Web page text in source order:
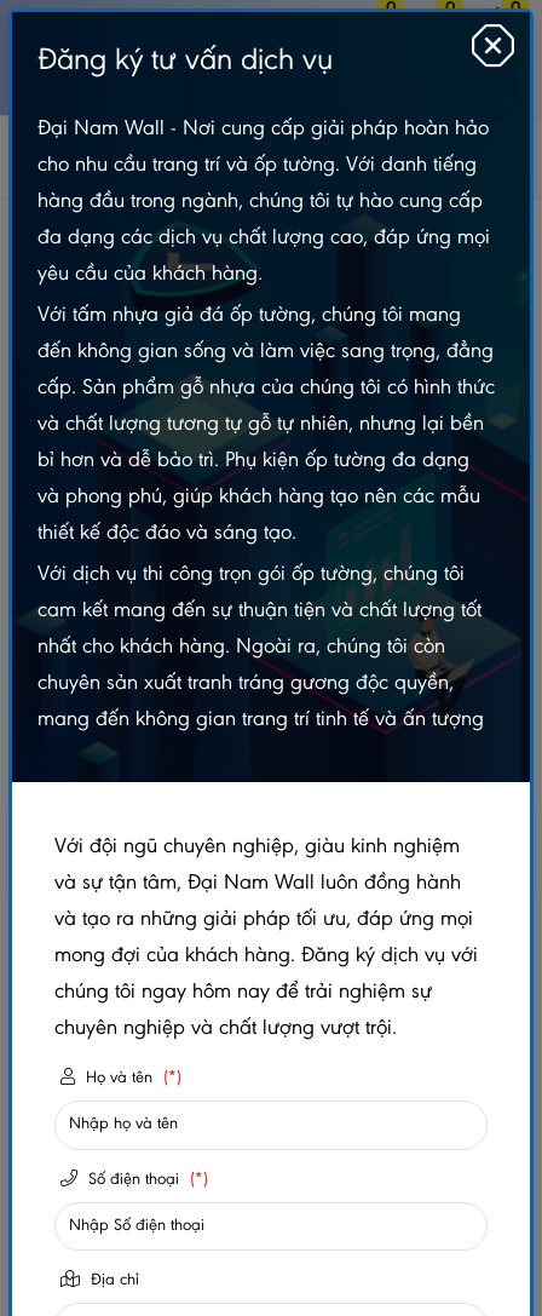
0 0 0
Tranh Tráng Gương
Tranh Điện Phòng Thờ
Tranh Điện Phòng Thờ Tròn TTDN - FTTC7
Tranh Điện Phòng Thờ Tròn TTDN - FTTC7
TRANH ĐIỆN PHÒNG THỜ TRÒN TTDN - FTTC7
5.0/5 (1 đánh giá) | 0 đã bán
Mã sản phẩm: TTDN - FTTC7
Xem thêm thuộc tính sản phẩm
Trạng thái: Còn hàng
Chat Zalo Gọi ngay
Đăng ký tư vấn dịch vụ
Đại Nam Wall - Nơi cung cấp giải pháp hoàn hảo
cho nhu cầu trang trí và ốp tường. Với danh tiếng
hàng đầu trong ngành, chúng tôi tự hào cung cấp
đa dạng các dịch vụ chất lượng cao, đáp ứng mọi
yêu cầu của khách hàng.
Với tấm nhựa giả đá ốp tường, chúng tôi mang
đến không gian sống và làm việc sang trọng, đẳng
cấp. Sản phẩm gỗ nhựa của chúng tôi có hình thức
và chất lượng tương tự gỗ tự nhiên, nhưng lại bền
bỉ hơn và dễ bảo trì. Phụ kiện ốp tường đa dạng
và phong phú, giúp khách hàng tạo nên các mẫu
thiết kế độc đáo và sáng tạo.
Với dịch vụ thi công trọn gói ốp tường, chúng tôi
cam kết mang đến sự thuận tiện và chất lượng tốt
nhất cho khách hàng. Ngoài ra, chúng tôi còn
chuyên sản xuất tranh tráng gương độc quyền,
mang đến không gian trang trí tinh tế và ấn tượng
Với đội ngũ chuyên nghiệp, giàu kinh nghiệm
và sự tận tâm, Đại Nam Wall luôn đồng hành
và tạo ra những giải pháp tối ưu, đáp ứng mọi
mong đợi của khách hàng. Đăng ký dịch vụ với
chúng tôi ngay hôm nay để trải nghiệm sự
chuyên nghiệp và chất lượng vượt trội.
Họ và tên (*)
Số điện thoại (*)
Địa chỉ